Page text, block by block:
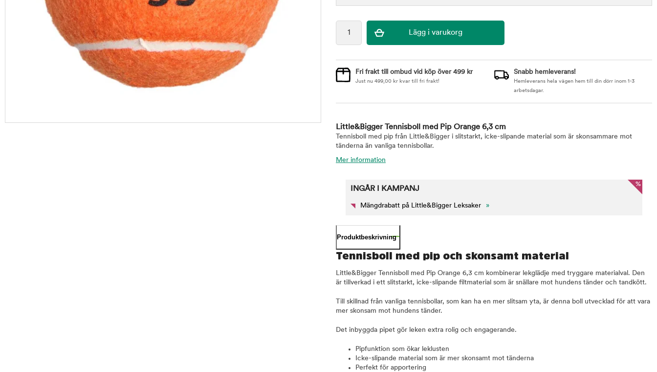
Fri frakt till ombud vid köp över 499 kr
Just nu 499,00 kr kvar till fri frakt!
Snabb hemleverans!
Hemleverans hela vägen hem till din dörr inom 1-3
arbetsdagar.
Little&Bigger Tennisboll med Pip Orange 6,3 cm
Tennisboll med pip från Little&Bigger i slitstarkt, icke-slipande material som är skonsammare mot
tänderna än vanliga tennisbollar.
Mer information
%
INGÅR I KAMPANJ
Mängdrabatt på Little&Bigger Leksaker »
Produktbeskrivning
Tennisboll med pip och skonsamt material
Little&Bigger Tennisboll med Pip Orange 6,3 cm kombinerar lekglädje med tryggare materialval. Den
är tillverkad i ett slitstarkt, icke-slipande filtmaterial som är snällare mot hundens tänder och tandkött.
Till skillnad från vanliga tennisbollar, som kan ha en mer slitsam yta, är denna boll utvecklad för att vara
mer skonsam mot hundens tänder.
Det inbyggda pipet gör leken extra rolig och engagerande.
Pipfunktion som ökar leklusten
Icke-slipande material som är mer skonsamt mot tänderna
Perfekt för apportering